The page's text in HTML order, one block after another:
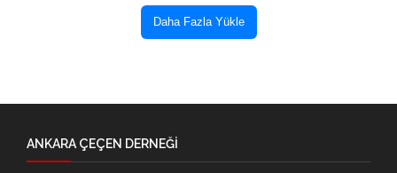
Daha Fazla Yükle
ANKARA ÇEÇEN DERNEĞİ